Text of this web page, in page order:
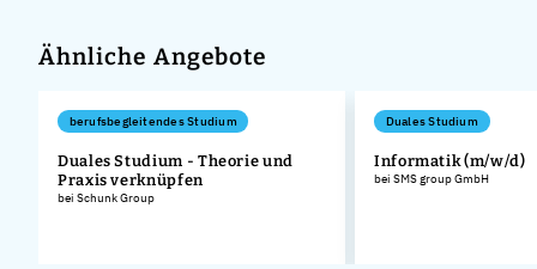
Ähnliche Angebote
berufsbegleitendes Studium
Duales Studium - Theorie und
Praxis verknüpfen
bei Schunk Group
Duales Studium
Informatik (m/w/d)
bei SMS group GmbH